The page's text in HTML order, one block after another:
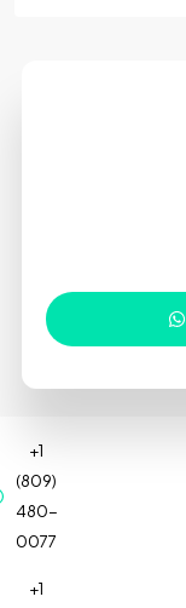
+1
(809)
480-
0077
+1